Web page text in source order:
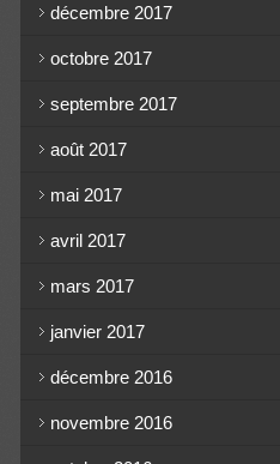
décembre 2017
octobre 2017
septembre 2017
août 2017
mai 2017
avril 2017
mars 2017
janvier 2017
décembre 2016
novembre 2016